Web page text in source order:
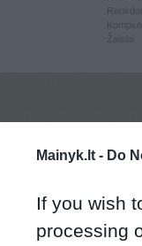
Mainyk.lt - Do
If you wish
processing
Žaislai